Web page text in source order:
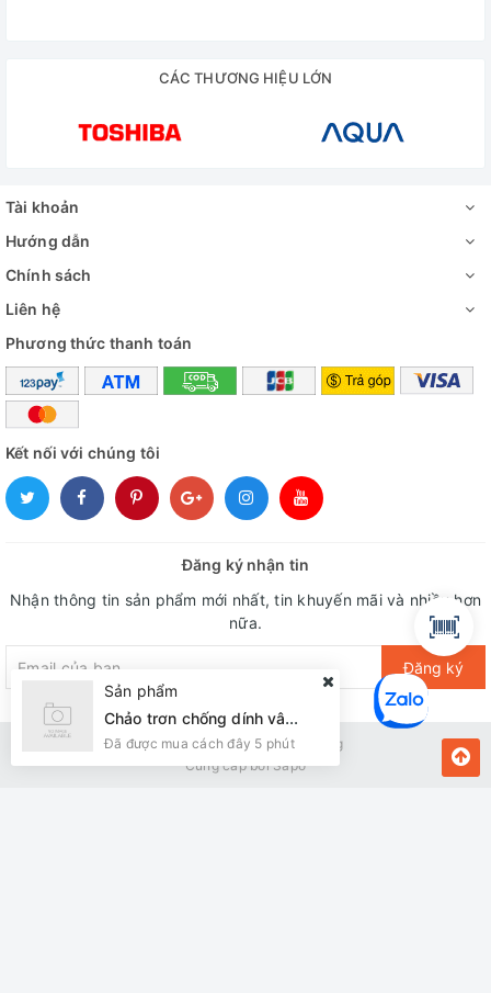
CÁC THƯƠNG HIỆU LỚN
Tài khoản
Hướng dẫn
Chính sách
Liên hệ
Phương thức thanh toán
Kết nối với chúng tôi
Đăng ký nhận tin
Nhận thông tin sản phẩm mới nhất, tin khuyến mãi và nhiều hơn
nữa.
Đăng ký
Bản quyền thuộc về Kiến Vàng
Cung cấp bởiSapo
Sản phẩm
Chảo trơn chống dính vân đá Sunhouse eco SVE30 ( Đun ga)
Đã được mua cách đây 5 phút